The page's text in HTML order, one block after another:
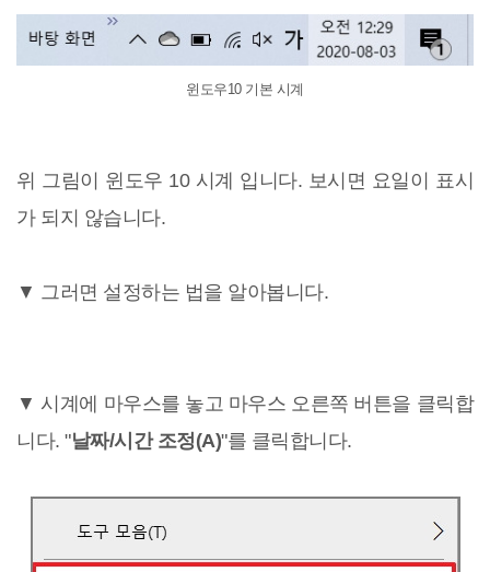
윈도우10 기본 시계
위 그림이 윈도우 10 시계 입니다. 보시면 요일이 표시
가 되지 않습니다.
▼ 그러면 설정하는 법을 알아봅니다.
▼ 시계에 마우스를 놓고 마우스 오른쪽 버튼을 클릭합
니다. "날짜/시간 조정(A)"를 클릭합니다.